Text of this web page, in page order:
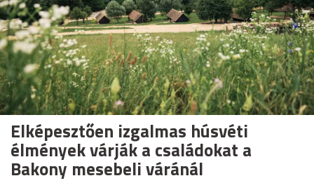
Elképesztően izgalmas húsvéti
élmények várják a családokat a
Bakony mesebeli váránál